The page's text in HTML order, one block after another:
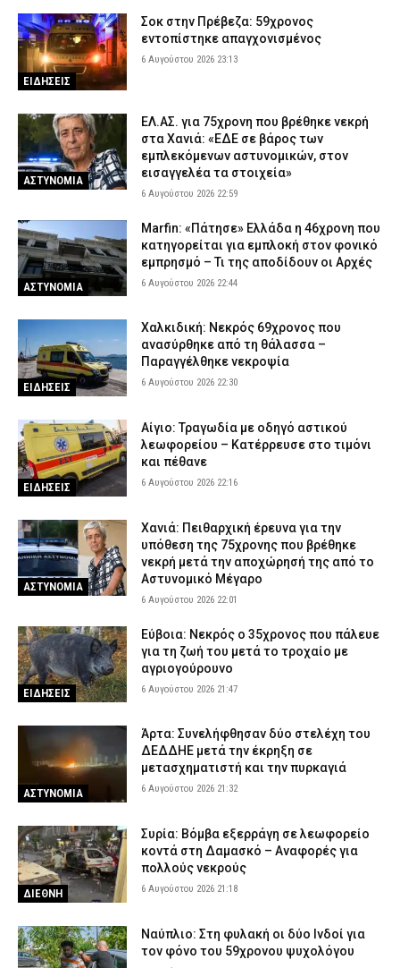
ΕΙΔΗΣΕΙΣ 6 Αυγούστου 2026 17:02
Χαλκιδική: Πυροσβέστες έσβησαν μέσα σε 15 λεπτά φωτιά στο
Πόρτο Καρράς
ΕΙΔΗΣΕΙΣ 6 Αυγούστου 2026 16:50
Meteo: Πότε αρχίζει η περίοδος των δασικών πυρκαγιών στην
Ελλάδα – Οι έξι πιο επικίνδυνες εβδομάδες του έτους
ΕΙΔΗΣΕΙΣ 6 Αυγούστου 2026 16:37
ΕΙΔΗΣΕΙΣ
Σοκ στην Πρέβεζα: 59χρονος
εντοπίστηκε απαγχονισμένος
6 Αυγούστου 2026 23:13
ΑΣΤΥΝΟΜΙΑ
ΕΛ.ΑΣ. για 75χρονη που βρέθηκε νεκρή
στα Χανιά: «ΕΔΕ σε βάρος των
εμπλεκόμενων αστυνομικών, στον
εισαγγελέα τα στοιχεία»
6 Αυγούστου 2026 22:59
ΑΣΤΥΝΟΜΙΑ
Marfin: «Πάτησε» Ελλάδα η 46χρονη που
κατηγορείται για εμπλοκή στον φονικό
εμπρησμό – Τι της αποδίδουν οι Αρχές
6 Αυγούστου 2026 22:44
ΕΙΔΗΣΕΙΣ
Χαλκιδική: Νεκρός 69χρονος που
ανασύρθηκε από τη θάλασσα –
Παραγγέλθηκε νεκροψία
6 Αυγούστου 2026 22:30
ΕΙΔΗΣΕΙΣ
Αίγιο: Τραγωδία με οδηγό αστικού
λεωφορείου – Κατέρρευσε στο τιμόνι
και πέθανε
6 Αυγούστου 2026 22:16
ΑΣΤΥΝΟΜΙΑ
Χανιά: Πειθαρχική έρευνα για την
υπόθεση της 75χρονης που βρέθηκε
νεκρή μετά την αποχώρησή της από το
Αστυνομικό Μέγαρο
6 Αυγούστου 2026 22:01
ΕΙΔΗΣΕΙΣ
Εύβοια: Νεκρός ο 35χρονος που πάλευε
για τη ζωή του μετά το τροχαίο με
αγριογούρουνο
6 Αυγούστου 2026 21:47
ΑΣΤΥΝΟΜΙΑ
Άρτα: Συνελήφθησαν δύο στελέχη του
ΔΕΔΔΗΕ μετά την έκρηξη σε
μετασχηματιστή και την πυρκαγιά
6 Αυγούστου 2026 21:32
ΔΙΕΘΝΗ
Συρία: Βόμβα εξερράγη σε λεωφορείο
κοντά στη Δαμασκό – Αναφορές για
πολλούς νεκρούς
6 Αυγούστου 2026 21:18
Ναύπλιο: Στη φυλακή οι δύο Ινδοί για
τον φόνο του 59χρονου ψυχολόγου